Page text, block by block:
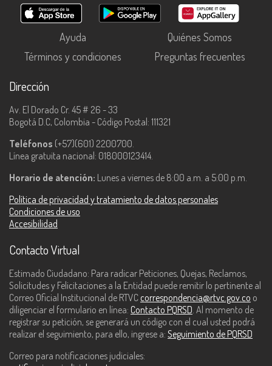
Ayuda
Quiénes Somos
Términos y condiciones
Preguntas frecuentes
Dirección
Av. El Dorado Cr. 45 # 26 - 33
Bogotá D.C, Colombia - Código Postal: 111321
Teléfonos (+57)(601) 2200700.
Línea gratuita nacional: 018000123414.
Horario de atención: Lunes a viernes de 8:00 a.m. a 5:00 p.m.
Política de privacidad y tratamiento de datos personales
Condiciones de uso
Accesibilidad
Contacto Virtual
Estimado Ciudadano: Para radicar Peticiones, Quejas, Reclamos,
Solicitudes y Felicitaciones a la Entidad puede remitir lo pertinente al
Correo Oficial Institucional de RTVC correspondencia@rtvc.gov.co o
diligenciar el formulario en línea: Contacto PQRSD. Al momento de
registrar su petición, se generará un código con el cual usted podrá
realizar el seguimiento, para ello, ingrese a: Seguimiento de PQRSD
Correo para notificaciones judiciales: